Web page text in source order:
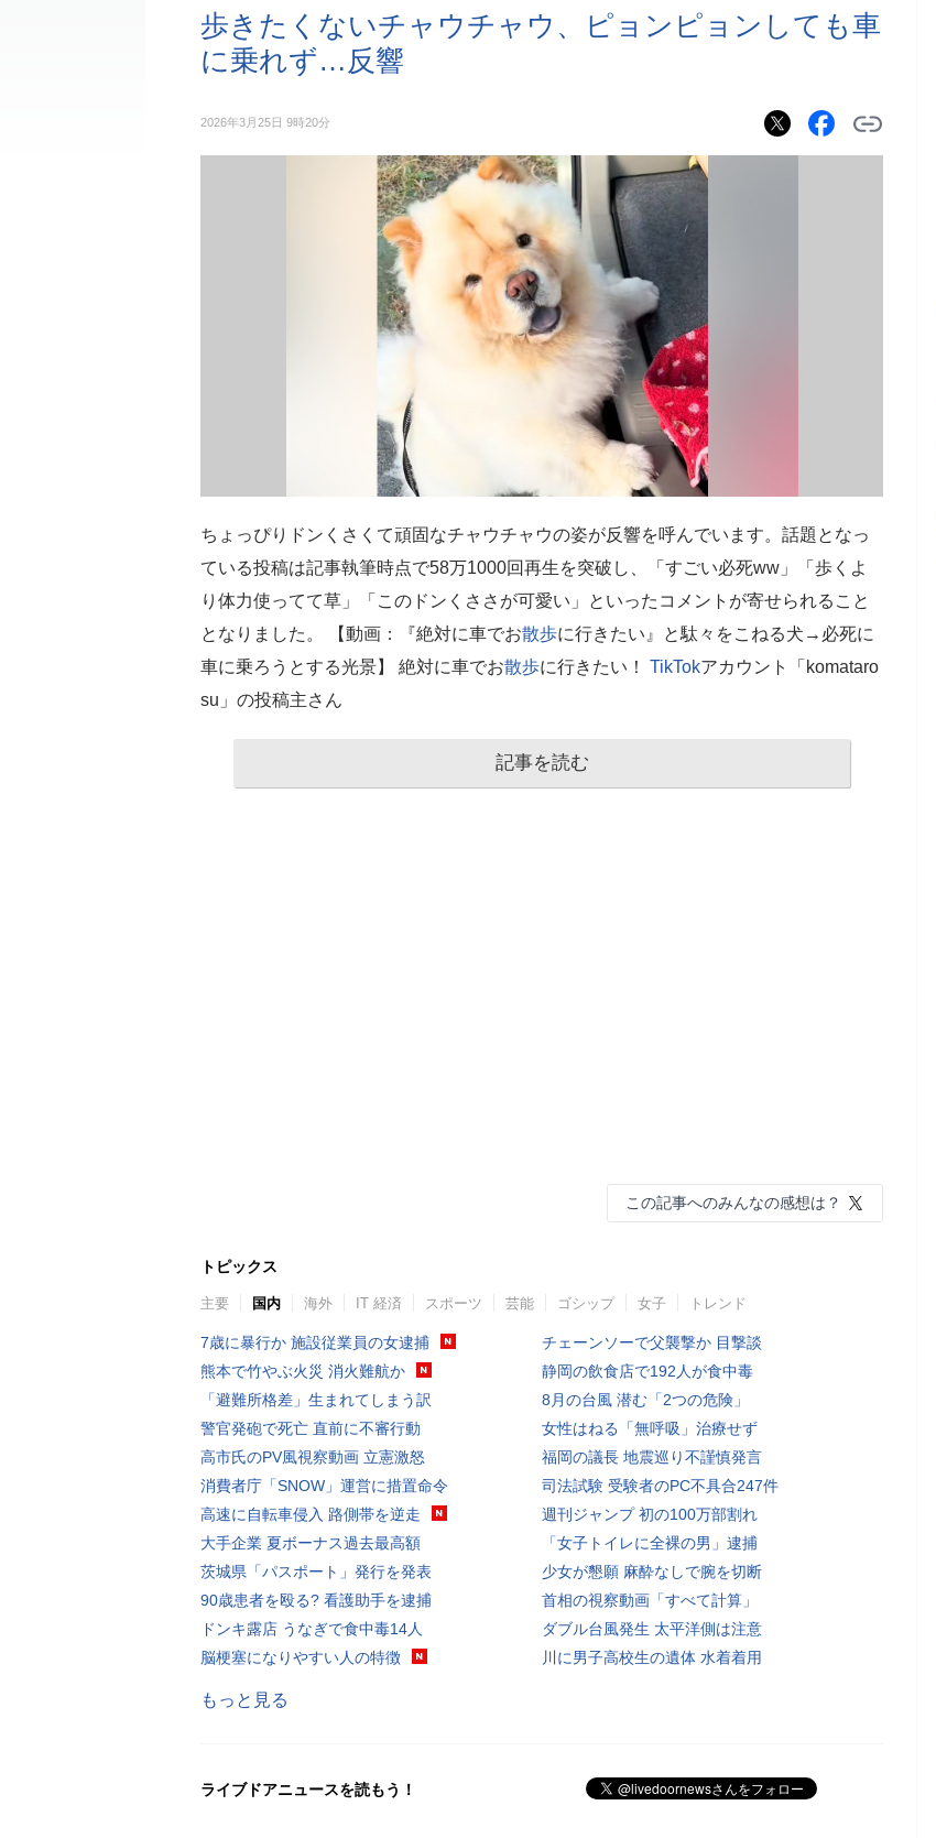
歩きたくないチャウチャウ、ピョンピョンしても車
に乗れず…反響
2026年3月25日 9時20分
ちょっぴりドンくさくて頑固なチャウチャウの姿が反響を呼んでいます。話題となっ
ている投稿は記事執筆時点で58万1000回再生を突破し、「すごい必死ww」「歩くよ
り体力使ってて草」「このドンくささが可愛い」といったコメントが寄せられること
となりました。 【動画：『絶対に車でお散歩に行きたい』と駄々をこねる犬→必死に
車に乗ろうとする光景】 絶対に車でお散歩に行きたい！ TikTokアカウント「komataro
su」の投稿主さん
記事を読む
この記事へのみんなの感想は？
トピックス
主要 国内 海外 IT 経済 スポーツ 芸能 ゴシップ 女子 トレンド
7歳に暴行か 施設従業員の女逮捕
熊本で竹やぶ火災 消火難航か
「避難所格差」生まれてしまう訳
警官発砲で死亡 直前に不審行動
高市氏のPV風視察動画 立憲激怒
消費者庁「SNOW」運営に措置命令
高速に自転車侵入 路側帯を逆走
大手企業 夏ボーナス過去最高額
茨城県「パスポート」発行を発表
90歳患者を殴る? 看護助手を逮捕
ドンキ露店 うなぎで食中毒14人
脳梗塞になりやすい人の特徴
チェーンソーで父襲撃か 目撃談
静岡の飲食店で192人が食中毒
8月の台風 潜む「2つの危険」
女性はねる「無呼吸」治療せず
福岡の議長 地震巡り不謹慎発言
司法試験 受験者のPC不具合247件
週刊ジャンプ 初の100万部割れ
「女子トイレに全裸の男」逮捕
少女が懇願 麻酔なしで腕を切断
首相の視察動画「すべて計算」
ダブル台風発生 太平洋側は注意
川に男子高校生の遺体 水着着用
もっと見る
ライブドアニュースを読もう！